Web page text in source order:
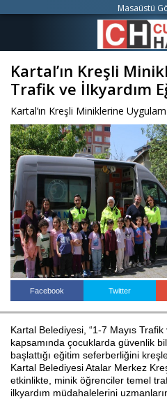
Kartal’ın Kreşli
Trafik ve İlkyardım
Kartal’ın Kreşli Miniklerine
Facebook Twitter
Kartal Belediyesi, “1-7 Mayıs Trafik
kapsamında çocuklarda güvenlik
başlattığı eğitim seferberliğini
Kartal Belediyesi Atalar Merkez
etkinlikte, minik öğrenciler temel
ilkyardım müdahalelerini
Masaüstü